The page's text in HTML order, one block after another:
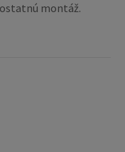
montáž.